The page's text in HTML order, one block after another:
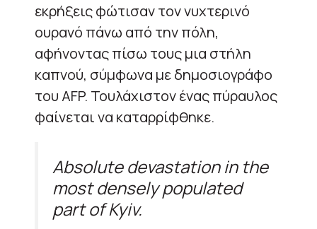
εκρήξεις φώτισαν τον νυχτερινό
ουρανό πάνω από την πόλη,
αφήνοντας πίσω τους μια στήλη
καπνού, σύμφωνα με δημοσιογράφο
του AFP. Τουλάχιστον ένας πύραυλος
φαίνεται να καταρρίφθηκε.
Absolute devastation in the
most densely populated
part of Kyiv.